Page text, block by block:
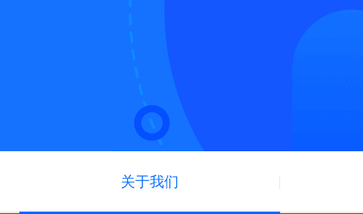
托管服务器
关于我们